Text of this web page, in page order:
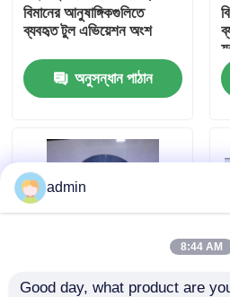
গুণমান নিয়ন্ত্রণ
খবর
এভিয়েশন পার্টস
বিমানের আনুষাঙ্গিকগুলিতে
ব্যবহৃত টুল এভিয়েশন অংশ
অনুসন্ধান পাঠান
admin
8:44 AM
Good day, what product are